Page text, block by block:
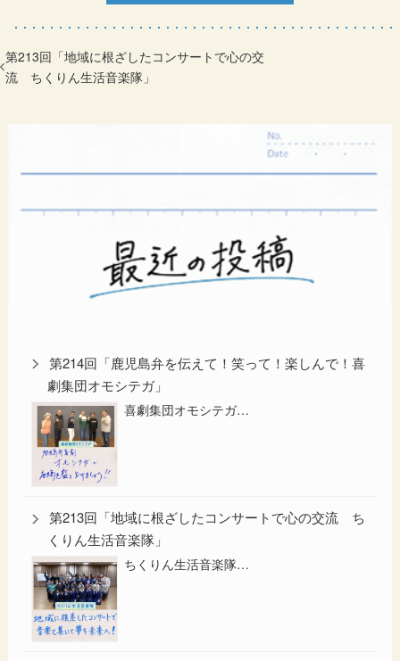
第213回「地域に根ざしたコンサートで心の交
流 ちくりん生活音楽隊」
第214回「鹿児島弁を伝えて！笑って！楽しんで！喜
劇集団オモシテガ」
喜劇集団オモシテガ…
第213回「地域に根ざしたコンサートで心の交流 ち
くりん生活音楽隊」
ちくりん生活音楽隊…